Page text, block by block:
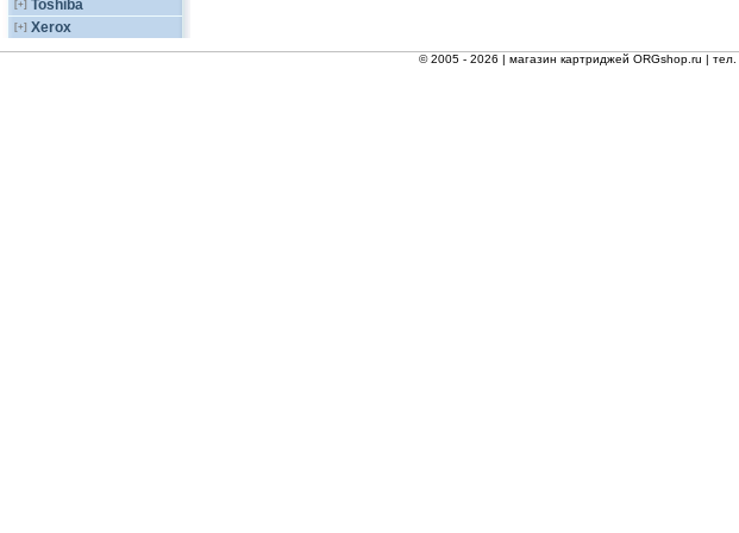
[+] Toshiba
[+] Xerox
© 2005 - 2026 | магазин картриджей ORGshop.ru | тел.